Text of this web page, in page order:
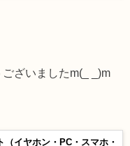
ざいましたm(_ _)m
イヤホン・PC・スマホ・